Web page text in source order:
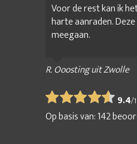
Voor de rest kan ik
harte aanraden.
meegaan.
R. Ooosting uit Zwolle
9.4/
Op basis van:142